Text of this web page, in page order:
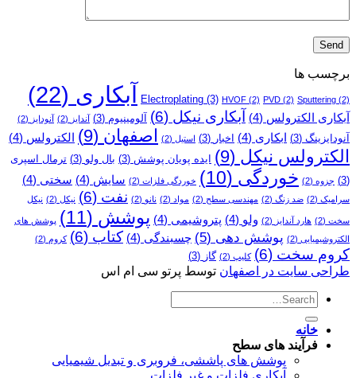
برچسب ها
Electroplating (3) HVOF (2) PVD (2) Sputtering (2) آبکاری (22)
آبکاری الکترولس (4) آبکاری نیکل (6) آلومینیوم (3) آندایز (2) آنودایز (2)
آنودایزینگ (3) ابکاری (4) اخبار (3) استیل (2) اصفهان (9) الکترولس (4)
الکترولس نیکل (9) ایده پویان پوشش (3) بال ولو (3)
ترمال اسپری
(3)
جزوه (2) خوردگی (10) خوردگی فلزات (2) سایش (4) سختی (4)
سرامیک (2) ضد زنگ (2) مهندسی سطح (2) مواد (2) نانو (2) نفت (6) نیکل (2) نیکل
سخت (2) هارد آندایز (2) ولو (4) پتروشیمی (4) پوشش (11)
پوشش­ های
الکتروشیمیایی (2) پوشش دهی (5) چسبندگی (4) کتاب (6) کروم (2)
کروم سخت (6) کلیپ (2) گاز (3)
طراحی سایت در اصفهان توسط پرتو سی ام اس
خانه
فرآیند های سطح
پوشش های پاششی، فروبری و تبدیل شیمیایی
آبکاری فلزات و غیر فلزات